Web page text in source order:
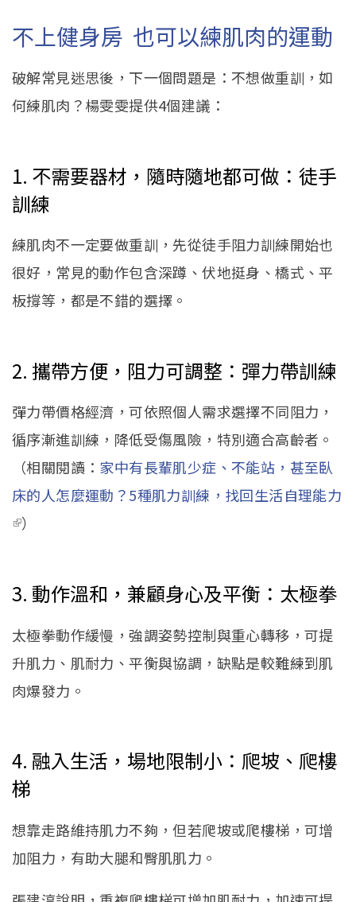
不上健身房 也可以練肌肉的運動
破解常見迷思後，下一個問題是：不想做重訓，如
何練肌肉？楊雯雯提供4個建議：
1. 不需要器材，隨時隨地都可做：徒手
訓練
練肌肉不一定要做重訓，先從徒手阻力訓練開始也
很好，常見的動作包含深蹲、伏地挺身、橋式、平
板撐等，都是不錯的選擇。
2. 攜帶方便，阻力可調整：彈力帶訓練
彈力帶價格經濟，可依照個人需求選擇不同阻力，
循序漸進訓練，降低受傷風險，特別適合高齡者。
（相關閱讀： 家中有長輩肌少症、不能站，甚至臥
床的人怎麼運動？5種肌力訓練，找回生活自理能力
(link is external)
）
3. 動作溫和，兼顧身心及平衡：太極拳
太極拳動作緩慢，強調姿勢控制與重心轉移，可提
升肌力、肌耐力、平衡與協調，缺點是較難練到肌
肉爆發力。
4. 融入生活，場地限制小：爬坡、爬樓
梯
想靠走路維持肌力不夠，但若爬坡或爬樓梯，可增
加阻力，有助大腿和臀肌肌力。